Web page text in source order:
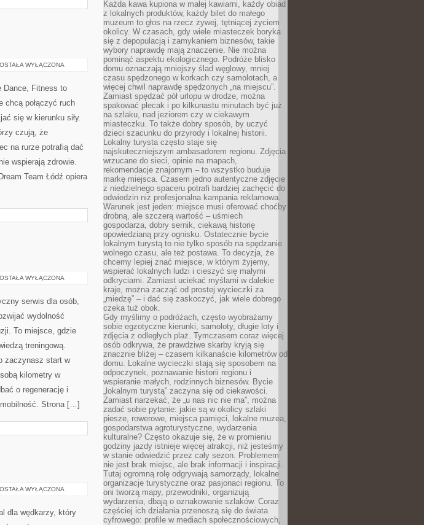
WYŁĄCZONA
Dance, Fitness to
chcą połączyć ruch
się w kierunku siły.
czują, że
na rurze potrafią dać
wspierają zdrowie.
Team Łódź opiera
WYŁĄCZONA
serwis dla osób,
wydolność
To miejsce, gdzie
treningową.
zaczynasz start w
kilometry w
o regenerację i
Strona […]
WYŁĄCZONA
dla wędkarzy, który
Każda kawa kupiona w małej kawiarni, każdy obiad
z lokalnych produktów, każdy bilet do małego
muzeum to głos na rzecz żywej, tętniącej życiem
okolicy. W czasach, gdy wiele miasteczek boryka
się z depopulacją i zamykaniem biznesów, takie
wybory naprawdę mają znaczenie. Nie można
pominąć aspektu ekologicznego. Podróże blisko
domu oznaczają mniejszy ślad węglowy, mniej
czasu spędzonego w korkach czy samolotach, a
więcej chwil naprawdę spędzonych „na miejscu”.
Zamiast spędzać pół urlopu w drodze, można
spakować plecak i po kilkunastu minutach być już
na szlaku, nad jeziorem czy w ciekawym
miasteczku. To także dobry sposób, by uczyć
dzieci szacunku do przyrody i lokalnej historii.
Lokalny turysta często staje się
najskuteczniejszym ambasadorem regionu. Zdjęcia
wrzucane do sieci, opinie na mapach,
rekomendacje znajomym – to wszystko buduje
markę miejsca. Czasem jedno autentyczne zdjęcie
z niedzielnego spaceru potrafi bardziej zachęcić do
odwiedzin niż profesjonalna kampania reklamowa.
Warunek jest jeden: miejsce musi oferować choćby
drobną, ale szczerą wartość – uśmiech
gospodarza, dobry sernik, ciekawą historię
opowiedzianą przy ognisku. Ostatecznie bycie
lokalnym turystą to nie tylko sposób na spędzanie
wolnego czasu, ale też postawa. To decyzja, że
chcemy lepiej znać miejsce, w którym żyjemy,
wspierać lokalnych ludzi i cieszyć się małymi
odkryciami. Zamiast uciekać myślami w dalekie
kraje, można zacząć od prostej wycieczki za
„miedzę” – i dać się zaskoczyć, jak wiele dobrego
czeka tuż obok.
Gdy myślimy o podróżach, często wyobrażamy
sobie egzotyczne kierunki, samoloty, długie loty i
zdjęcia z odległych plaż. Tymczasem coraz więcej
osób odkrywa, że prawdziwe skarby kryją się
znacznie bliżej – czasem kilkanaście kilometrów od
domu. Lokalne wycieczki stają się sposobem na
odpoczynek, poznawanie historii regionu i
wspieranie małych, rodzinnych biznesów. Bycie
„lokalnym turystą” zaczyna się od ciekawości.
Zamiast narzekać, że „u nas nic nie ma”, można
zadać sobie pytanie: jakie są w okolicy szlaki
piesze, rowerowe, miejsca pamięci, lokalne muzea,
gospodarstwa agroturystyczne, wydarzenia
kulturalne? Często okazuje się, że w promieniu
godziny jazdy istnieje więcej atrakcji, niż jesteśmy
w stanie odwiedzić przez cały sezon. Problemem
nie jest brak miejsc, ale brak informacji i inspiracji.
Tutaj ogromną rolę odgrywają samorządy, lokalne
organizacje turystyczne oraz pasjonaci regionu. To
oni tworzą mapy, przewodniki, organizują
wydarzenia, dbają o oznakowanie szlaków. Coraz
częściej ich działania przenoszą się do świata
cyfrowego: profile w mediach społecznościowych,